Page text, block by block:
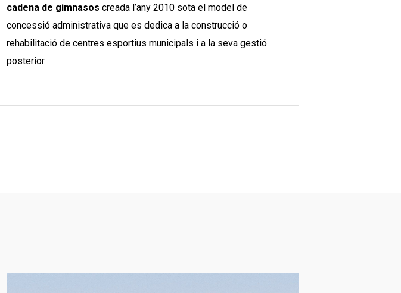
cadena de gimnasos creada l’any 2010 sota el model de
concessió administrativa que es dedica a la construcció o
rehabilitació de centres esportius municipals i a la seva gestió
posterior.